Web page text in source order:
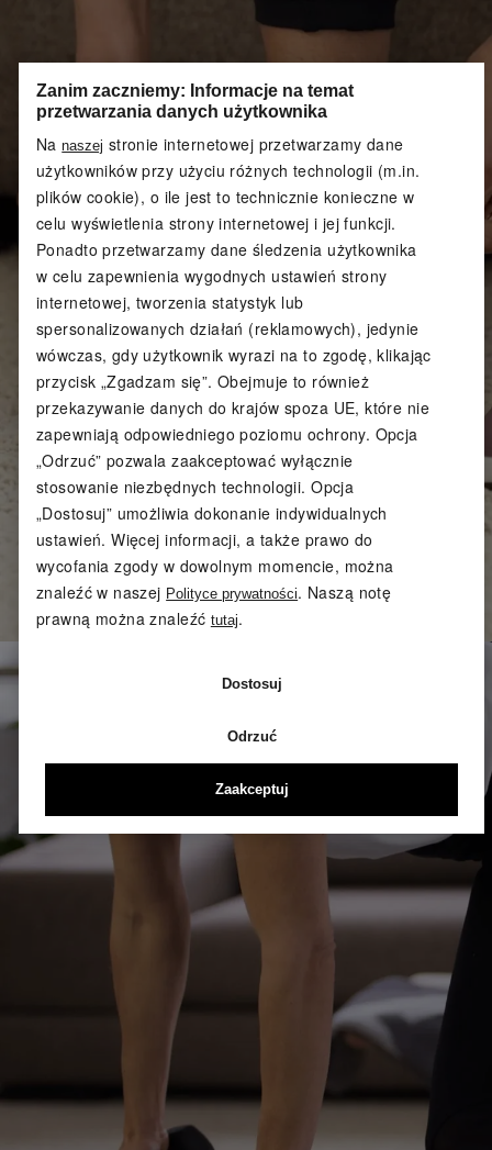
Klip wideo, przeprowadzi Cię krok po kroku przez te
Zanim zaczniemy: Informacje na temat
przetwarzania danych użytkownika
Nanaszej stronie internetowej przetwarzamy dane
użytkowników przy użyciu różnych technologii (m.in.
plików cookie), o ile jest to technicznie konieczne w
celu wyświetlenia strony internetowej i jej funkcji.
Ponadto przetwarzamy dane śledzenia użytkownika
w celu zapewnienia wygodnych ustawień strony
internetowej, tworzenia statystyk lub
spersonalizowanych działań (reklamowych), jedynie
wówczas, gdy użytkownik wyrazi na to zgodę, klikając
przycisk „Zgadzam się”. Obejmuje to również
przekazywanie danych do krajów spoza UE, które nie
zapewniają odpowiedniego poziomu ochrony. Opcja
„Odrzuć” pozwala zaakceptować wyłącznie
stosowanie niezbędnych technologii. Opcja
„Dostosuj” umożliwia dokonanie indywidualnych
ustawień. Więcej informacji, a także prawo do
wycofania zgody w dowolnym momencie, można
znaleźć w naszej Polityce prywatności. Naszą notę
prawną można znaleźć tutaj.
Dostosuj
Odrzuć
Zaakceptuj